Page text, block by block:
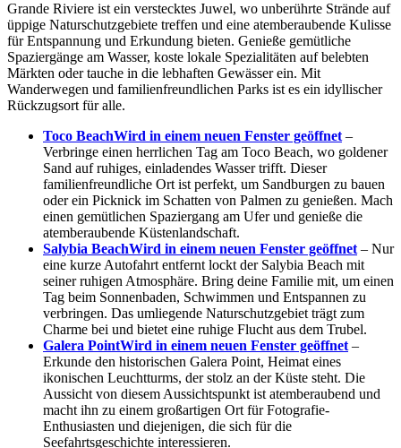
Grande Riviere ist ein verstecktes Juwel, wo unberührte Strände auf
üppige Naturschutzgebiete treffen und eine atemberaubende Kulisse
für Entspannung und Erkundung bieten. Genieße gemütliche
Spaziergänge am Wasser, koste lokale Spezialitäten auf belebten
Märkten oder tauche in die lebhaften Gewässer ein. Mit
Wanderwegen und familienfreundlichen Parks ist es ein idyllischer
Rückzugsort für alle.
Toco BeachWird in einem neuen Fenster geöffnet –
Verbringe einen herrlichen Tag am Toco Beach, wo goldener
Sand auf ruhiges, einladendes Wasser trifft. Dieser
familienfreundliche Ort ist perfekt, um Sandburgen zu bauen
oder ein Picknick im Schatten von Palmen zu genießen. Mach
einen gemütlichen Spaziergang am Ufer und genieße die
atemberaubende Küstenlandschaft.
Salybia BeachWird in einem neuen Fenster geöffnet – Nur
eine kurze Autofahrt entfernt lockt der Salybia Beach mit
seiner ruhigen Atmosphäre. Bring deine Familie mit, um einen
Tag beim Sonnenbaden, Schwimmen und Entspannen zu
verbringen. Das umliegende Naturschutzgebiet trägt zum
Charme bei und bietet eine ruhige Flucht aus dem Trubel.
Galera PointWird in einem neuen Fenster geöffnet –
Erkunde den historischen Galera Point, Heimat eines
ikonischen Leuchtturms, der stolz an der Küste steht. Die
Aussicht von diesem Aussichtspunkt ist atemberaubend und
macht ihn zu einem großartigen Ort für Fotografie-
Enthusiasten und diejenigen, die sich für die
Seefahrtsgeschichte interessieren.